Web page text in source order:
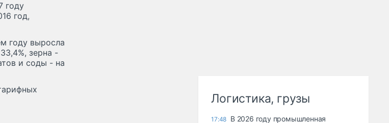
году
год,
году выросла
зерна -
и соды - на
Логистика, грузы
17:48 В 2026 году промышленная